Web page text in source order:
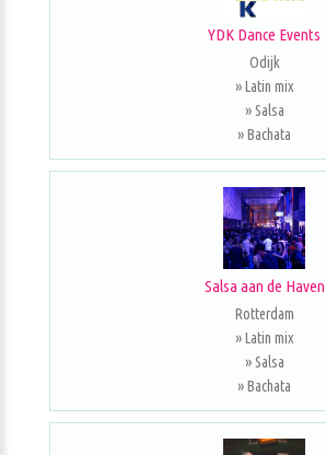
YDK Dance Events
Odijk
» Latin mix
» Salsa
» Bachata
Salsa aan de Haven
Rotterdam
» Latin mix
» Salsa
» Bachata